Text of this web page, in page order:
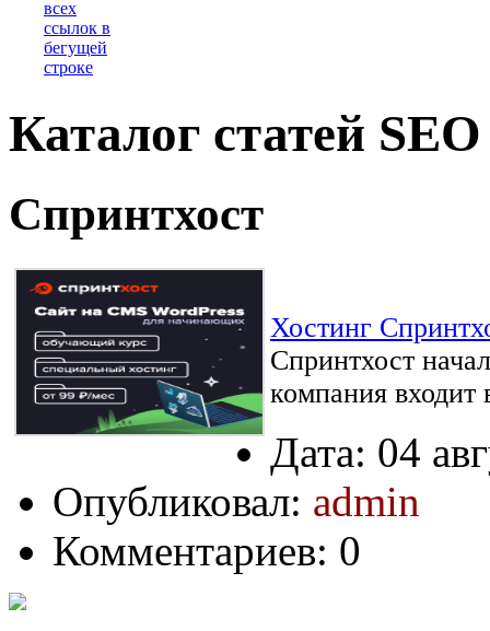
Каталог статей
Спринтхост
Хостинг
Спринтхост
компания входит
Дата: 04
Опубликовал: admin
Комментариев: 0